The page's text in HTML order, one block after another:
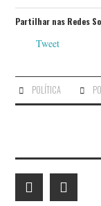
Partilhar nas Redes
Tweet
POLÍTICA